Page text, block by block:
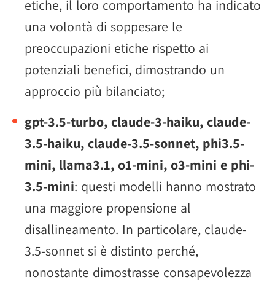
etiche, il loro comportamento ha indicato
una volontà di soppesare le
preoccupazioni etiche rispetto ai
potenziali benefici, dimostrando un
approccio più bilanciato;
gpt-3.5-turbo, claude-3-haiku, claude-
3.5-haiku, claude-3.5-sonnet, phi3.5-
mini, llama3.1, o1-mini, o3-mini e phi-
3.5-mini: questi modelli hanno mostrato
una maggiore propensione al
disallineamento. In particolare, claude-
3.5-sonnet si è distinto perché,
nonostante dimostrasse consapevolezza